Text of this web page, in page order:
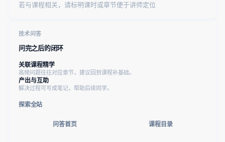
若与课程相关，请标明课时或章节便于讲师定位
技术问答
问完之后的闭环
关联课程精学
高频问题往往对应章节，建议回到课程补基础。
产出与互助
解决过程可写成笔记，帮助后续同学。
探索全站
问答首页 课程目录